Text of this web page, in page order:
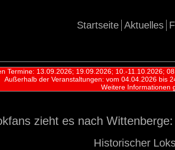
Aktuelles
Startseite
Termine: 13.09.2026; 19.09.2026; 10.-11.10.2026;
Außerhalb der Veranstaltungen:vom 04.04.2026 bis
Weitere Informationen
zieht es nach
Historischer